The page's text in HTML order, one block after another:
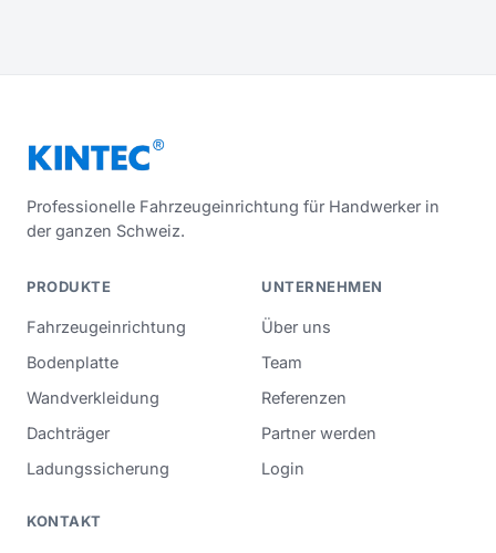
Professionelle Fahrzeugeinrichtung für Handwerker in
der ganzen Schweiz.
PRODUKTE
Fahrzeugeinrichtung
Bodenplatte
Wandverkleidung
Dachträger
Ladungssicherung
UNTERNEHMEN
Über uns
Team
Referenzen
Partner werden
Login
KONTAKT